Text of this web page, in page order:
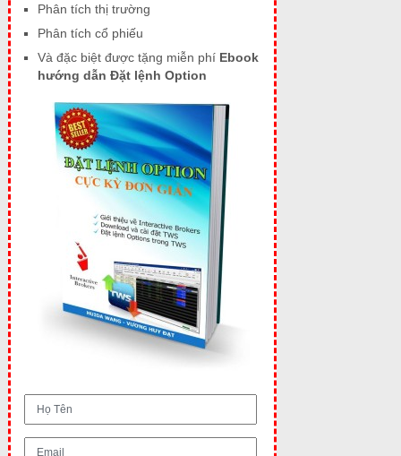
Phân tích thị trường
Phân tích cổ phiếu
Và đặc biệt được tặng miễn phí Ebook
hướng dẫn Đặt lệnh Option